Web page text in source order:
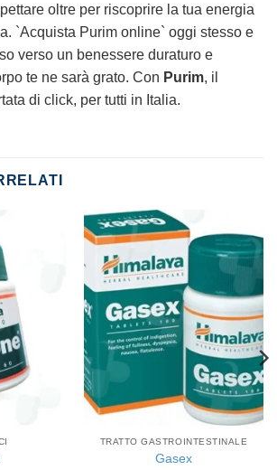
oltre per riscoprire la tua energia
`Acquista Purim online` oggi stesso e
verso un benessere duraturo e
te ne sarà grato. Con Purim, il
di click, per tutti in Italia.
TRATTO GASTROINTESTINALE
Gasex